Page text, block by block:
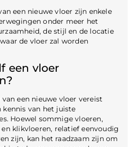
een nieuwe vloer zijn enkele
onder meer het
de stijl en de locatie
de vloer zal worden
een vloer
een nieuwe vloer vereist
kennis van het juiste
Hoewel sommige vloeren,
klikvloeren, relatief eenvoudig
zijn, kan het raadzaam zijn om